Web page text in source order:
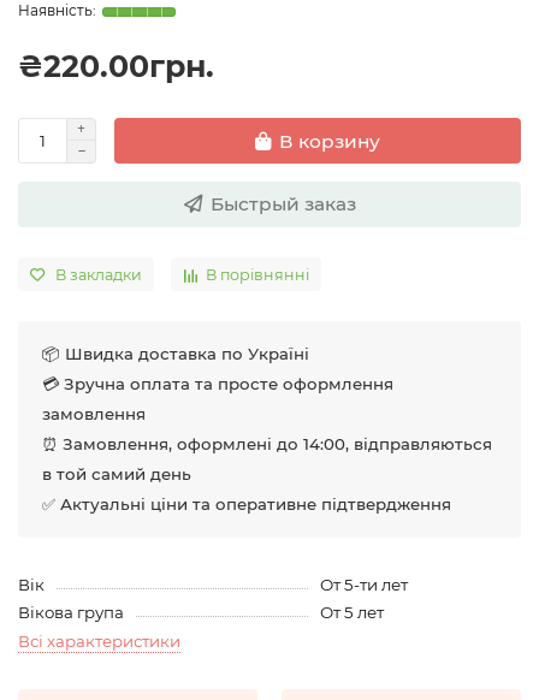
₴220.00грн.
В корзину
Быстрый заказ
В закладки В порівнянні
📦 Швидка доставка по Україні
💳 Зручна оплата та просте оформлення
замовлення
⏰ Замовлення, оформлені до 14:00, відправляються
в той самий день
✅ Актуальні ціни та оперативне підтвердження
Вік
От 5-ти лет
Вікова група
От 5 лет
Всі характеристики